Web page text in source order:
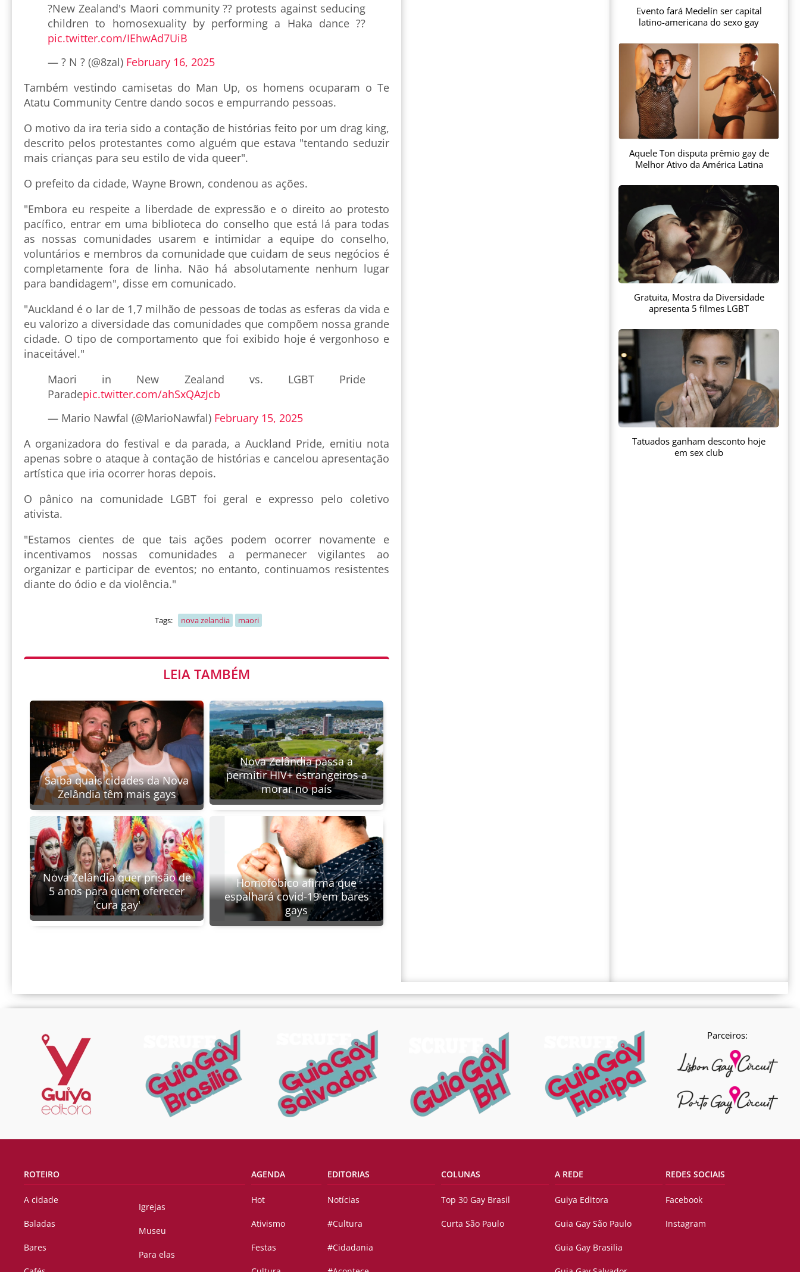
?New Zealand's Maori community ?? protests against seducing
children to homosexuality by performing a Haka dance ??
pic.twitter.com/IEhwAd7UiB
— ? N ? (@8zal) February 16, 2025
Também vestindo camisetas do Man Up, os homens ocuparam o Te
Atatu Community Centre dando socos e empurrando pessoas.
O motivo da ira teria sido a contação de histórias feito por um drag king,
descrito pelos protestantes como alguém que estava "tentando seduzir
mais crianças para seu estilo de vida queer".
O prefeito da cidade, Wayne Brown, condenou as ações.
"Embora eu respeite a liberdade de expressão e o direito ao protesto
pacífico, entrar em uma biblioteca do conselho que está lá para todas
as nossas comunidades usarem e intimidar a equipe do conselho,
voluntários e membros da comunidade que cuidam de seus negócios é
completamente fora de linha. Não há absolutamente nenhum lugar
para bandidagem", disse em comunicado.
"Auckland é o lar de 1,7 milhão de pessoas de todas as esferas da vida e
eu valorizo a diversidade das comunidades que compõem nossa grande
cidade. O tipo de comportamento que foi exibido hoje é vergonhoso e
inaceitável."
Maori in New Zealand vs. LGBT Pride
Paradepic.twitter.com/ahSxQAzJcb
— Mario Nawfal (@MarioNawfal) February 15, 2025
A organizadora do festival e da parada, a Auckland Pride, emitiu nota
apenas sobre o ataque à contação de histórias e cancelou apresentação
artística que iria ocorrer horas depois.
O pânico na comunidade LGBT foi geral e expresso pelo coletivo
ativista.
"Estamos cientes de que tais ações podem ocorrer novamente e
incentivamos nossas comunidades a permanecer vigilantes ao
organizar e participar de eventos; no entanto, continuamos resistentes
diante do ódio e da violência."
Tags: nova zelandia maori
LEIA TAMBÉM
Saiba quais cidades da Nova
Zelândia têm mais gays
Nova Zelândia passa a
permitir HIV+ estrangeiros a
morar no país
Nova Zelândia quer prisão de
5 anos para quem oferecer
'cura gay'
Homofóbico afirma que
espalhará covid-19 em bares
gays
Evento fará Medelín ser capital
latino-americana do sexo gay
Aquele Ton disputa prêmio gay de
Melhor Ativo da América Latina
Gratuita, Mostra da Diversidade
apresenta 5 filmes LGBT
Tatuados ganham desconto hoje
em sex club
Parceiros:
ROTEIRO
A cidade
Baladas
Bares
Igrejas
Museu
Para elas
AGENDA
Hot
Ativismo
Festas
EDITORIAS
Notícias
#Cultura
#Cidadania
COLUNAS
Top 30 Gay Brasil
Curta São Paulo
A REDE
Guiya Editora
Guia Gay São Paulo
Guia Gay Brasilia
REDES SOCIAIS
Facebook
Instagram